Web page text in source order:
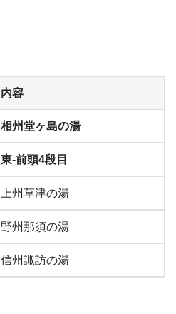
内容
相州堂ヶ島の湯
東-前頭4段目
上州草津の湯
野州那須の湯
信州諏訪の湯